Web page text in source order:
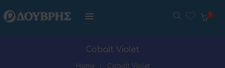
Cobalt Violet
Home Cobalt Violet